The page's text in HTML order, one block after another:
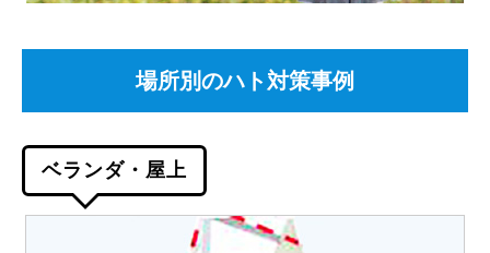
場所別のハト対策事例
ベランダ・屋上